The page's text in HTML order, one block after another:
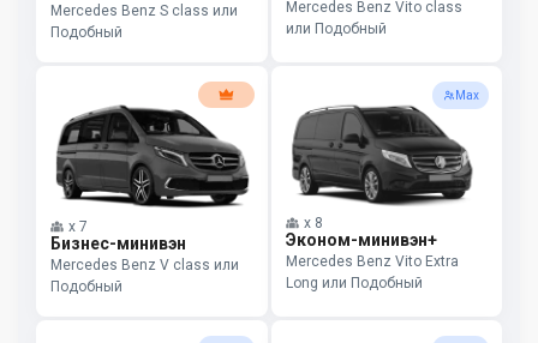
Mercedes Benz S class или
Подобный
Mercedes Benz Vito class
или Подобный
x 7
Бизнес-минивэн
Mercedes Benz V class или
Подобный
Max
x 8
Эконом-минивэн+
Mercedes Benz Vito Extra
Long или Подобный